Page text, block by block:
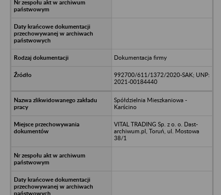
Dokumentacja firmy
992700/611/1372/2020-SAK; UNP:
2021-00184440
Spółdzielnia Mieszkaniowa -
Karścino
VITAL TRADING Sp. z o. o. Dast-
archiwum.pl, Toruń, ul. Mostowa
38/1